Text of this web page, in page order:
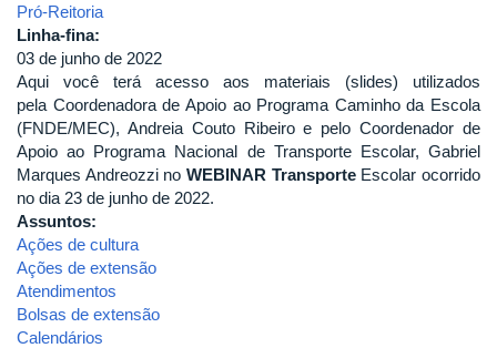
Pró-Reitoria
Linha-fina:
03 de junho de 2022
Aqui você terá acesso aos materiais (slides) utilizados
pela Coordenadora de Apoio ao Programa Caminho da Escola
(FNDE/MEC), Andreia Couto Ribeiro e pelo Coordenador de
Apoio ao Programa Nacional de Transporte Escolar, Gabriel
Marques Andreozzi no WEBINAR TransporteEscolar ocorrido
no dia 23 de junho de 2022.
Assuntos:
Ações de cultura
Ações de extensão
Atendimentos
Bolsas de extensão
Calendários